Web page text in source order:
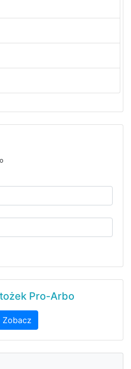
Pro-Arbo
Zobacz